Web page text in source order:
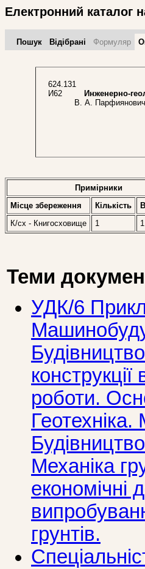
Електронний каталог
Пошук Відібрані Формуляр
624.131
И62
Инженерно-
В. А.
Примірники
Місце збереження
Кількість
К/сх - Книгосховище
1 1
Теми
УДК/6
роботи.
Геотехніка.
Механіка
економічні
грунтів.